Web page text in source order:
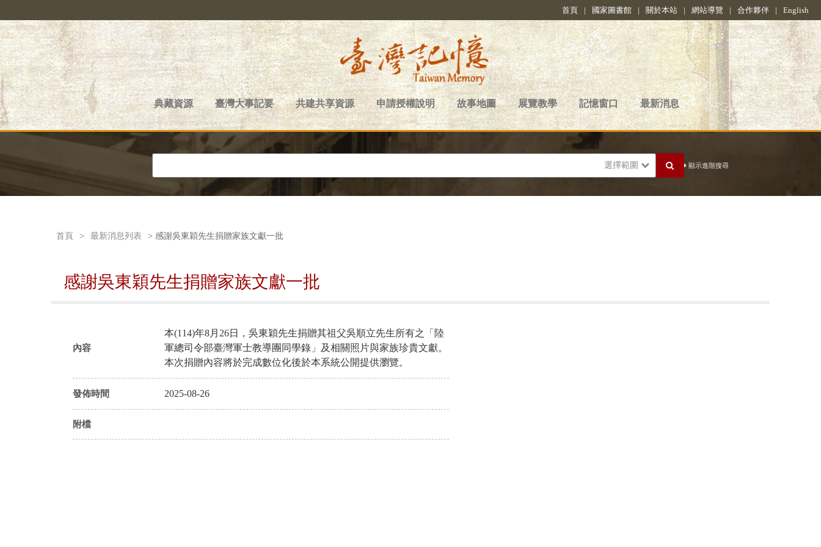
首頁 | 國家圖書館 | 關於本站 | 網站導覽 | 合作夥伴 | English
典藏資源 臺灣大事記要 共建共享資源 申請授權說明 故事地圖 展覽教學 記憶窗口 最新消息
選擇範圍 顯示進階搜尋
首頁 > 最新消息列表 > 感謝吳東穎先生捐贈家族文獻一批
感謝吳東穎先生捐贈家族文獻一批
內容
本(114)年8月26日，吳東穎先生捐贈其祖父吳順立先生所有之「陸
軍總司令部臺灣軍士教導團同學錄」及相關照片與家族珍貴文獻。
本次捐贈內容將於完成數位化後於本系統公開提供瀏覽。
發佈時間 2025-08-26
附檔